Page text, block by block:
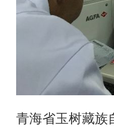
青海省玉树藏族